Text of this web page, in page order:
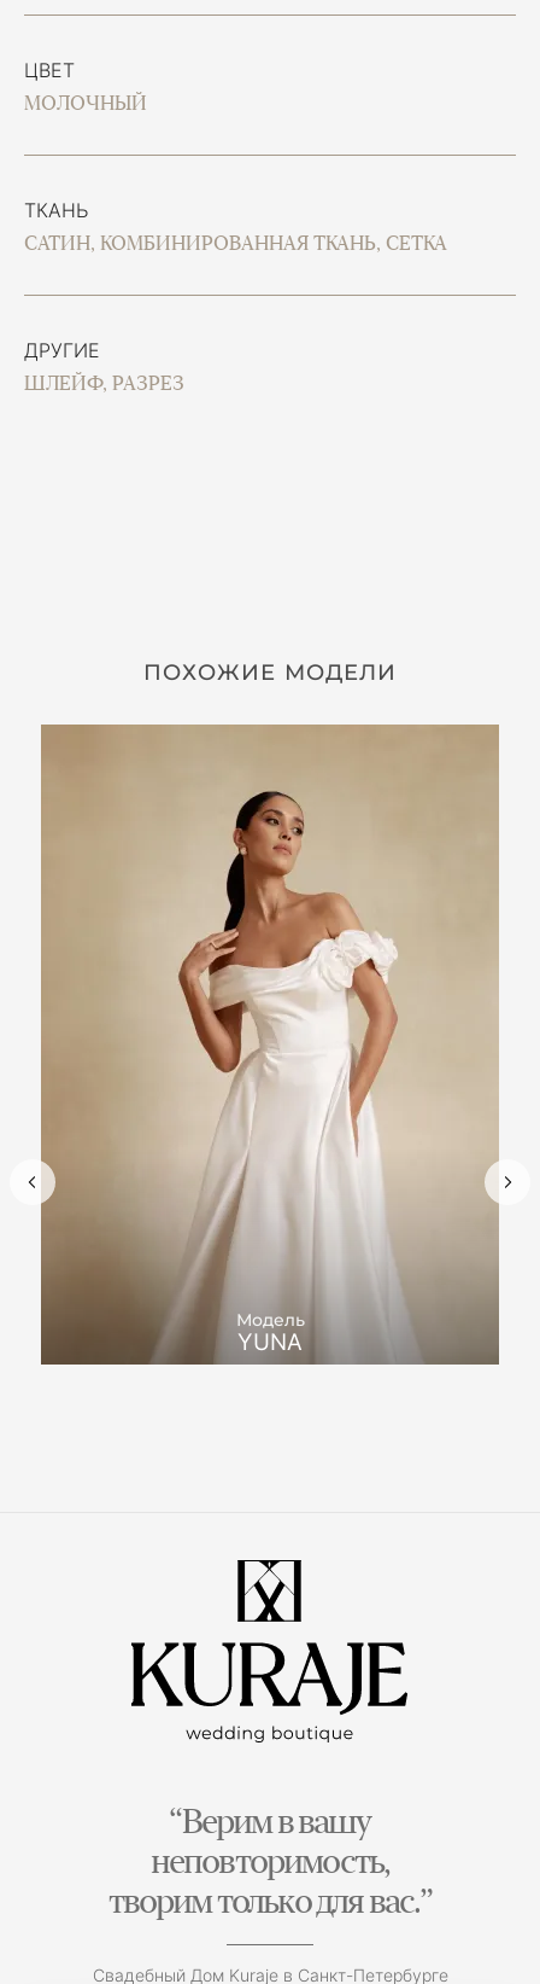
ЦВЕТ
МОЛОЧНЫЙ
ТКАНЬ
САТИН, КОМБИНИРОВАННАЯ ТКАНЬ, СЕТКА
ДРУГИЕ
ШЛЕЙФ, РАЗРЕЗ
ПОХОЖИЕ МОДЕЛИ
Модель
YUNA
“Верим в вашу
неповторимость,
творим только для вас.”
Свадебный Дом Kuraje в Санкт-Петербурге